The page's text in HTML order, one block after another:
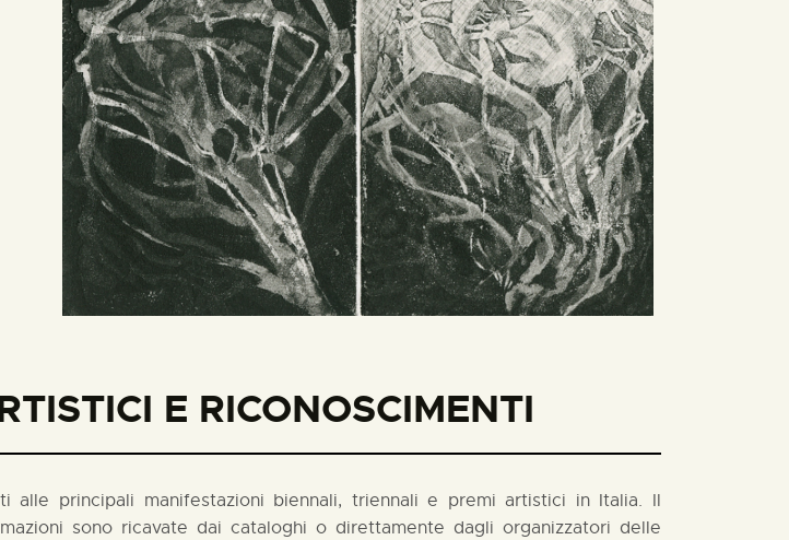
E RICONOSCIMENTI
alle principali manifestazioni biennali, triennali e premi artistici in Italia. Il
sono ricavate dai cataloghi o direttamente dagli organizzatori delle